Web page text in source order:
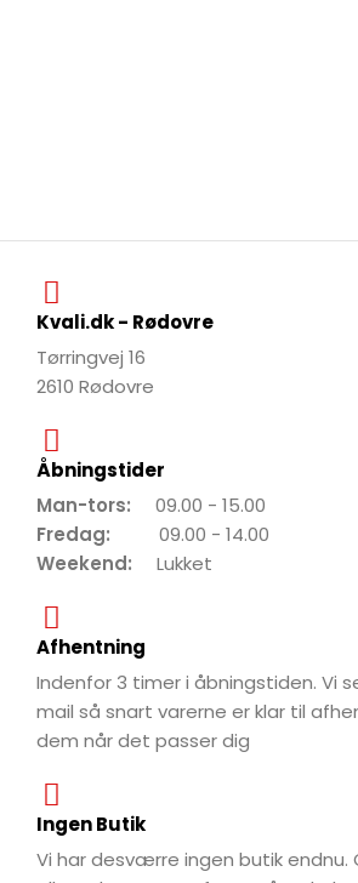
Kvali.dk - Rødovre
Tørringvej 16
2610 Rødovre
Åbningstider
Man-tors: 09.00 - 15.00
Fredag: 09.00 - 14.00
Weekend: Lukket
Afhentning
Indenfor 3 timer i åbningstiden. Vi
mail så snart varerne er klar til
dem når det passer dig
Ingen Butik
Vi har desværre ingen butik endnu.